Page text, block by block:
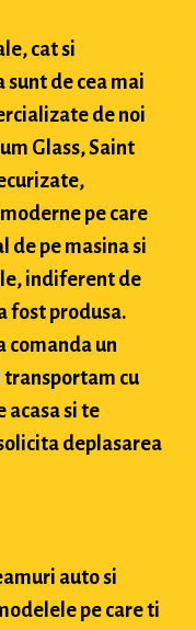
cat si
de cea mai
de noi
Glass, Saint
pe care
de pe masina si
indiferent de
fost produsa.
comanda un
cu
acasa si te
deplasarea
auto si
pe care ti